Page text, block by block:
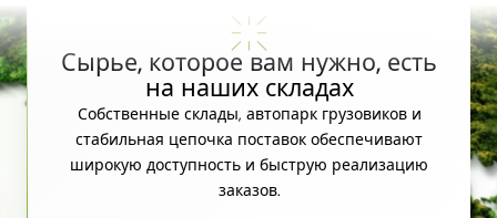
Сырье, которое вам нужно, есть
на наших складах
Собственные склады, автопарк грузовиков и
стабильная цепочка поставок обеспечивают
широкую доступность и быструю реализацию
заказов.